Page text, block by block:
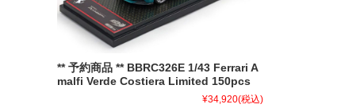
** 予約商品 ** BBRC326E 1/43 Ferrari A
malfi Verde Costiera Limited 150pcs
¥34,920(税込)